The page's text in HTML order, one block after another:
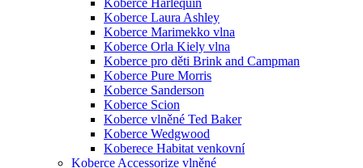
Koberce Laura Ashley
Koberce Marimekko vlna
Koberce Orla Kiely vlna
Koberce pro děti Brink and Campman
Koberce Pure Morris
Koberce Sanderson
Koberce Scion
Koberce vlněné Ted Baker
Koberce Wedgwood
Koberece Habitat venkovní
Koberce Accessorize vlněné